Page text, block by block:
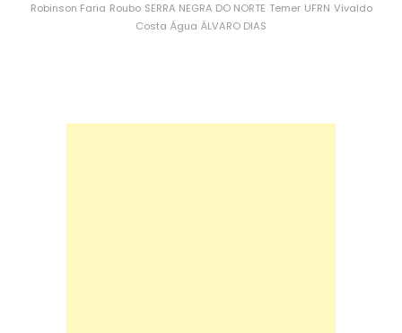
Robinson Faria Roubo SERRA NEGRA DO NORTE Temer UFRN Vivaldo
Costa Água ÁLVARO DIAS